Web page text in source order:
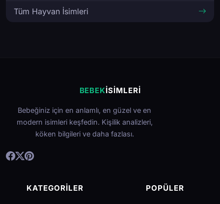
Tüm Hayvan İsimleri
BEBEKİSIMLERI
Bebeğiniz için en anlamlı, en güzel ve en
modern isimleri keşfedin. Kişilik analizleri,
köken bilgileri ve daha fazlası.
KATEGORILER POPÜLER